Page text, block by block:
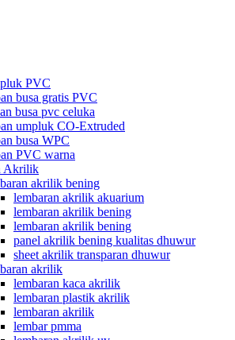
PVC
busa gratis PVC
busa pvc celuka
umpluk CO-Extruded
busa WPC
PVC warna
Akrilik
akrilik bening
lembaran akrilik akuarium
lembaran akrilik bening
lembaran akrilik bening
panel akrilik bening kualitas dhuwur
sheet akrilik transparan dhuwur
akrilik
lembaran kaca akrilik
lembaran plastik akrilik
lembaran akrilik
lembar pmma